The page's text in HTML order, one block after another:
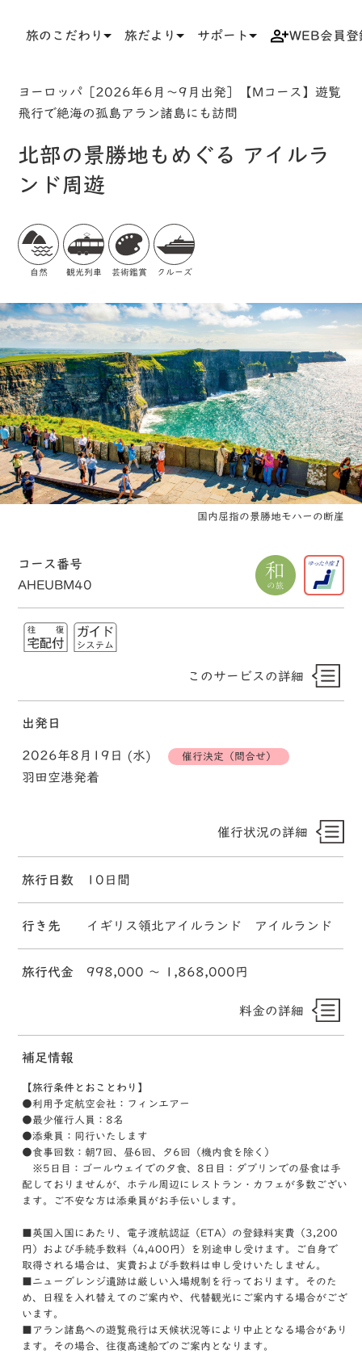
旅のこだわり 旅だより サポート WEB会員登
ヨーロッパ［2026年6月～9月出発］【Mコース】遊覧
飛行で絶海の孤島アラン諸島にも訪問
北部の景勝地もめぐる アイルラ
ンド周遊
自然 観光列車 芸術鑑賞 クルーズ
国内屈指の景勝地モハーの断崖
コース番号
AHEUBM40
このサービスの詳細
出発日
2026年8月19日 (水) 催行決定（問合せ）
羽田空港発着
催行状況の詳細
旅行日数 10日間
行き先 イギリス領北アイルランド アイルランド
旅行代金 998,000 〜 1,868,000円
料金の詳細
補足情報
【旅行条件とおことわり】
●利用予定航空会社：フィンエアー
●最少催行人員：8名
●添乗員：同行いたします
●食事回数：朝7回、昼6回、夕6回（機内食を除く）
※5日目：ゴールウェイでの夕食、8日目：ダブリンでの昼食は手
配しておりませんが、ホテル周辺にレストラン・カフェが多数ござい
ます。ご不安な方は添乗員がお手伝いします。
■英国入国にあたり、電子渡航認証（ETA）の登録料実費（3,200
円）および手続手数料（4,400円）を別途申し受けます。ご自身で
取得される場合は、実費および手数料は申し受けいたしません。
■ニューグレンジ遺跡は厳しい入場規制を行っております。そのた
め、日程を入れ替えてのご案内や、代替観光にご案内する場合がござ
います。
■アラン諸島への遊覧飛行は天候状況等により中止となる場合があり
ます。その場合、往復高速船でのご案内となります。